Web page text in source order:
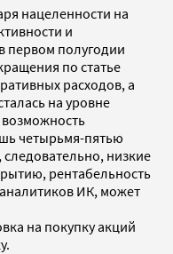
нацеленности на
и
первом полугодии
по статье
расходов, а
на уровне
четырьмя-пятью
низкие
рентабельность
аналитиков ИК, может
на покупку акций